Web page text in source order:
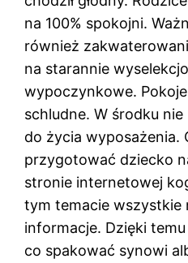
na 100% spokojni.
również
na starannie
wypoczynkowe.
schludne. W środku
do życia wyposażenia.
przygotować dziecko
stronie internetowej
tym temacie wszystkie
informacje. Dzięki
co spakować synowi